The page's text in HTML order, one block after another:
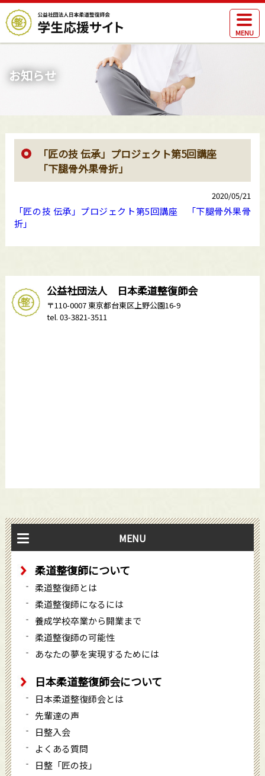
MENU
お知らせ
「匠の技 伝承」プロジェクト第5回講座
「下腿骨外果骨折」
2020/05/21
「匠の技 伝承」プロジェクト第5回講座 「下腿骨外果骨
折」
公益社団法人 日本柔道整復師会
〒110-0007 東京都台東区上野公園16-9
tel. 03-3821-3511
MENU
柔道整復師について
柔道整復師とは
柔道整復師になるには
養成学校卒業から開業まで
柔道整復師の可能性
あなたの夢を実現するためには
日本柔道整復師会について
日本柔道整復師会とは
先輩達の声
日整入会
よくある質問
日整「匠の技」